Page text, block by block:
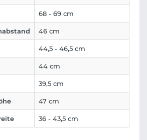
68 - 69 cm
46 cm
44,5 - 46,5 cm
44 cm
39,5 cm
47 cm
36 - 43,5 cm